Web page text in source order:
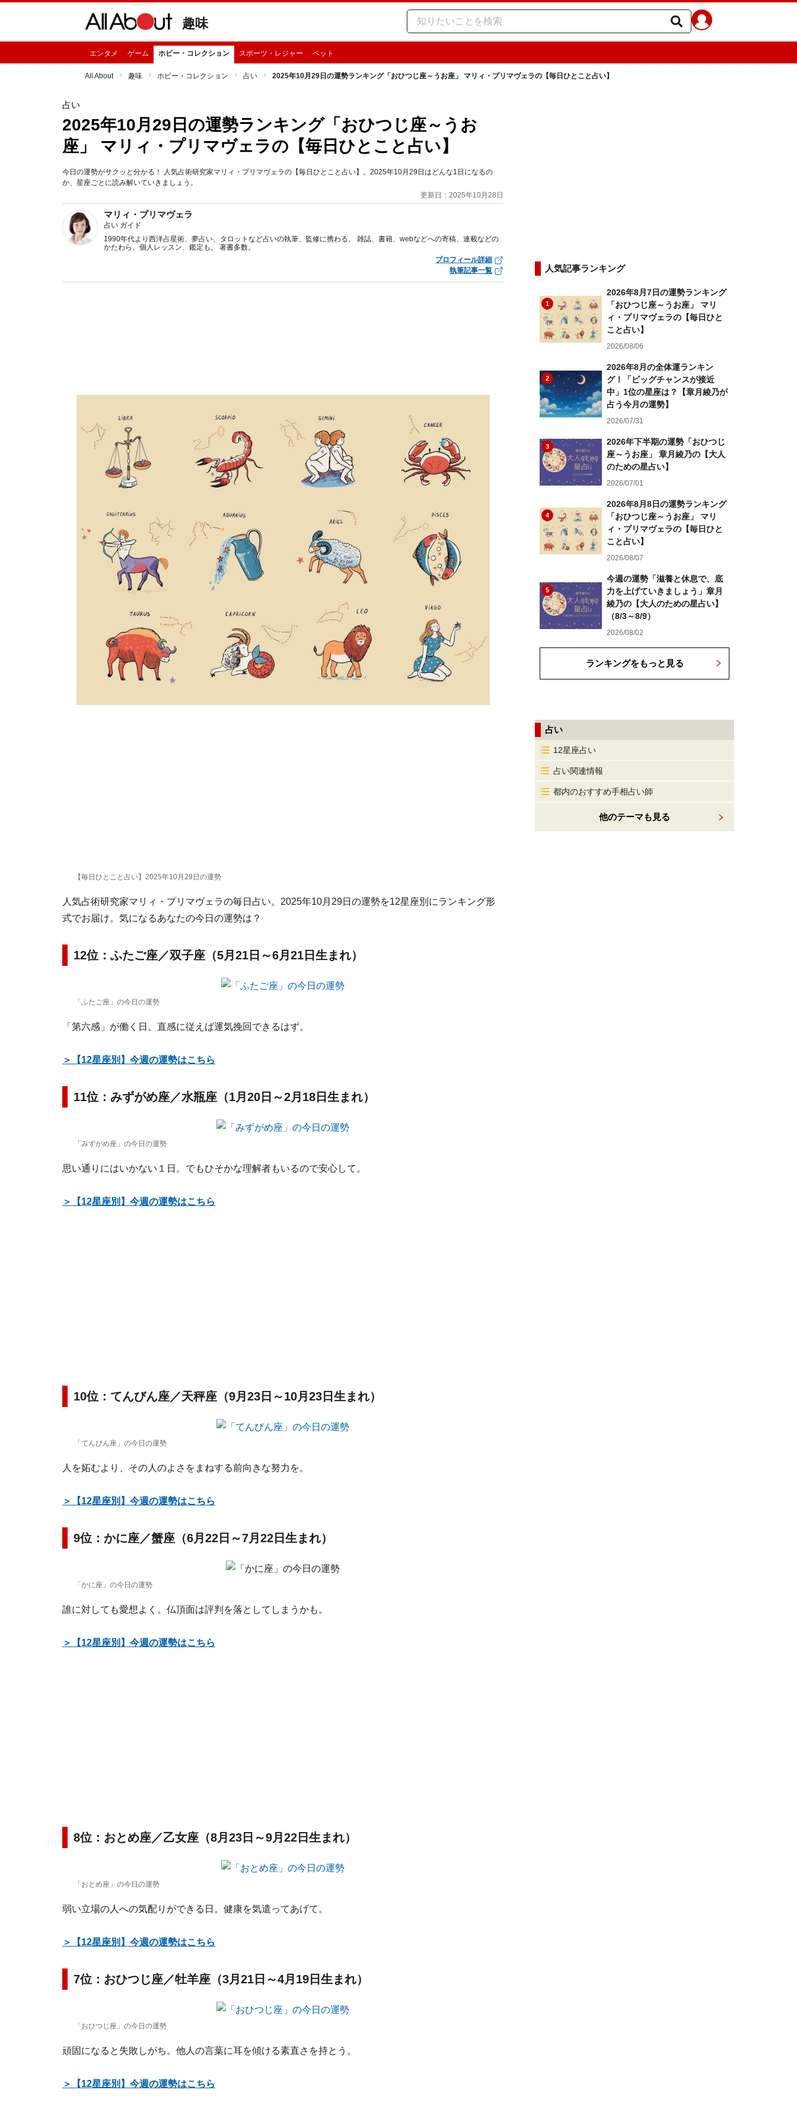
趣味
エンタメ ゲーム ホビー・コレクション スポーツ・レジャー ペット
All About 趣味 ホビー・コレクション 占い 2025年10月29日の運勢ランキング「おひつじ座～うお座」 マリィ・プリマヴェラの【毎日ひとこと占い】
占い
2025年10月29日の運勢ランキング「おひつじ座～うお
座」 マリィ・プリマヴェラの【毎日ひとこと占い】
今日の運勢がサクッと分かる！ 人気占術研究家マリィ・プリマヴェラの【毎日ひとこと占い】。2025年10月29日はどんな1日になるの
か、星座ごとに読み解いていきましょう。
更新日：2025年10月28日
マリィ・プリマヴェラ
占い ガイド
1990年代より西洋占星術、夢占い、タロットなど占いの執筆、監修に携わる。 雑誌、書籍、webなどへの寄稿、連載などの
かたわら、個人レッスン、鑑定も。 著書多数。
プロフィール詳細
執筆記事一覧
【毎日ひとこと占い】2025年10月29日の運勢
人気占術研究家マリィ・プリマヴェラの毎日占い。2025年10月29日の運勢を12星座別にランキング形
式でお届け。気になるあなたの今日の運勢は？
12位：ふたご座／双子座（5月21日～6月21日生まれ）
「ふたご座」の今日の運勢
「第六感」が働く日。直感に従えば運気挽回できるはず。
＞【12星座別】今週の運勢はこちら
11位：みずがめ座／水瓶座（1月20日～2月18日生まれ）
「みずがめ座」の今日の運勢
思い通りにはいかない１日。でもひそかな理解者もいるので安心して。
＞【12星座別】今週の運勢はこちら
10位：てんびん座／天秤座（9月23日～10月23日生まれ）
「てんびん座」の今日の運勢
人を妬むより、その人のよさをまねする前向きな努力を。
＞【12星座別】今週の運勢はこちら
9位：かに座／蟹座（6月22日～7月22日生まれ）
「かに座」の今日の運勢
誰に対しても愛想よく。仏頂面は評判を落としてしまうかも。
＞【12星座別】今週の運勢はこちら
8位：おとめ座／乙女座（8月23日～9月22日生まれ）
「おとめ座」の今日の運勢
弱い立場の人への気配りができる日。健康を気遣ってあげて。
＞【12星座別】今週の運勢はこちら
7位：おひつじ座／牡羊座（3月21日～4月19日生まれ）
「おひつじ座」の今日の運勢
頑固になると失敗しがち。他人の言葉に耳を傾ける素直さを持とう。
＞【12星座別】今週の運勢はこちら
人気記事ランキング
1
2026年8月7日の運勢ランキング
「おひつじ座～うお座」 マリ
ィ・プリマヴェラの【毎日ひと
こと占い】
2026/08/06
2
2026年8月の全体運ランキン
グ！「ビッグチャンスが接近
中」1位の星座は？【章月綾乃が
占う今月の運勢】
2026/07/31
3
2026年下半期の運勢「おひつじ
座～うお座」 章月綾乃の【大人
のための星占い】
2026/07/01
4
2026年8月8日の運勢ランキング
「おひつじ座～うお座」 マリ
ィ・プリマヴェラの【毎日ひと
こと占い】
2026/08/07
5
今週の運勢「滋養と休息で、底
力を上げていきましょう」章月
綾乃の【大人のための星占い】
（8/3～8/9）
2026/08/02
ランキングをもっと見る
占い
12星座占い
占い関連情報
都内のおすすめ手相占い師
他のテーマも見る